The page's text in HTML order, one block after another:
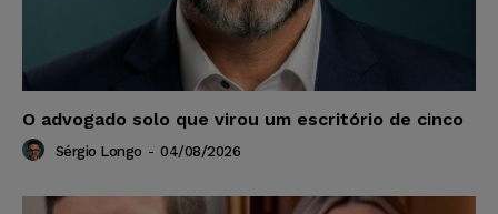
O advogado solo que virou um escritório de cinco
Sérgio Longo - 04/08/2026